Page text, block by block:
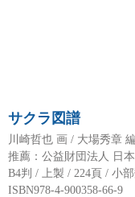
サクラ図譜
川崎哲也 画 / 大場秀章
推薦：公益財団法人 日
B4判 / 上製 / 224頁 / 小
ISBN978-4-900358-66-9